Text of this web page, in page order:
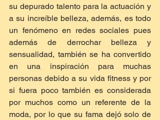
su depurado talento para la actuación y
a su increíble belleza, además, es todo
un fenómeno en redes sociales pues
además de derrochar belleza y
sensualidad, también se ha convertido
en una inspiración para muchas
personas debido a su vida fitness y por
si fuera poco también es considerada
por muchos como un referente de la
moda, por lo que su fama dejó solo de